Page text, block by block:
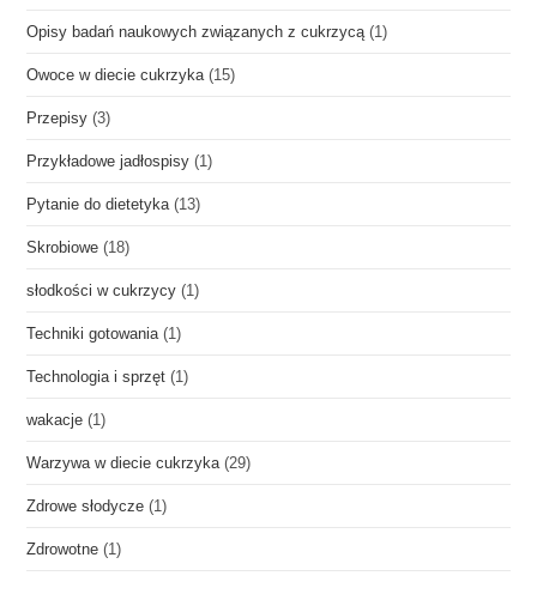
Opisy badań naukowych związanych z cukrzycą (1)
Owoce w diecie cukrzyka (15)
Przepisy (3)
Przykładowe jadłospisy (1)
Pytanie do dietetyka (13)
Skrobiowe (18)
słodkości w cukrzycy (1)
Techniki gotowania (1)
Technologia i sprzęt (1)
wakacje (1)
Warzywa w diecie cukrzyka (29)
Zdrowe słodycze (1)
Zdrowotne (1)